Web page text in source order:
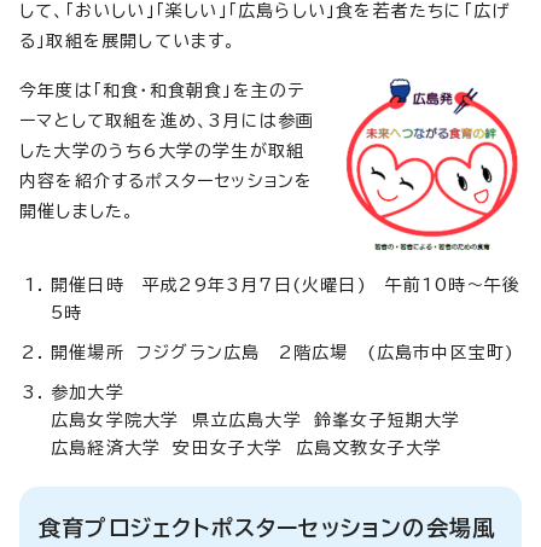
して、「おいしい」「楽しい」「広島らしい」食を若者たちに「広げ
る」取組を展開しています。
今年度は「和食・和食朝食」を主のテ
ーマとして取組を進め、3月には参画
した大学のうち6大学の学生が取組
内容を紹介するポスターセッションを
開催しました。
開催日時 平成29年3月7日(火曜日) 午前10時～午後
5時
開催場所 フジグラン広島 2階広場 (広島市中区宝町)
参加大学
広島女学院大学 県立広島大学 鈴峯女子短期大学
広島経済大学 安田女子大学 広島文教女子大学
食育プロジェクトポスターセッションの会場風